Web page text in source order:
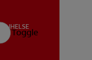
Toggle